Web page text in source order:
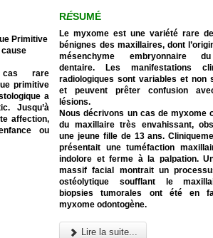
Primitive
cause
rare
primitive
a
Jusqu’à
affection,
ou
RÉSUMÉ
Le myxome est une variété rare
bénignes des maxillaires, dont
mésenchyme embryonnaire
dentaire. Les manifestations
radiologiques sont variables et non
et peuvent prêter confusion
lésions.
Nous décrivons un cas de myxome
du maxillaire très envahissant,
une jeune fille de 13 ans.
présentait une tuméfaction
indolore et ferme à la palpation.
massif facial montrait un
ostéolytique soufflant le
biopsies tumorales ont été en
myxome odontogène.
Lire la suite...